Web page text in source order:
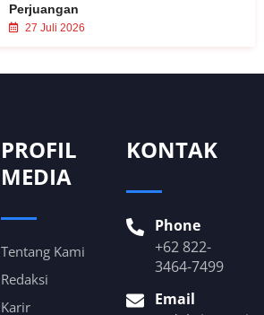
Perjuangan
27 Juli 2026
PROFIL
MEDIA
Tentang Kami
Redaksi
Karir
KONTAK
Phone
+62 822-
3464-7499
Email